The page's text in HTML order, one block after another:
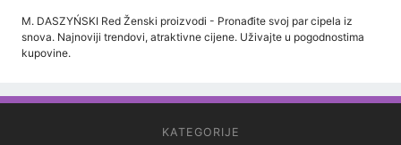
M. DASZYŃSKI Red Ženski proizvodi - Pronađite svoj par cipela iz
snova. Najnoviji trendovi, atraktivne cijene. Uživajte u pogodnostima
kupovine.
KATEGORIJE